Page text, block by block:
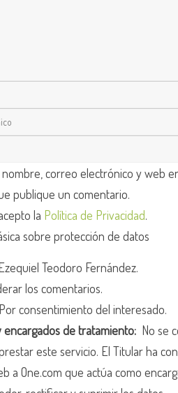
nombre, correo electrónico y web
publique un comentario.
la Política de Privacidad.
sobre protección de datos
Teodoro Fernández.
los comentarios.
Por consentimiento del interesado.
encargados de tratamiento: No se
este servicio. El Titular ha
a One.com que actúa como